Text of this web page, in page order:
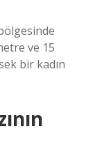
ve 15
bir kadın